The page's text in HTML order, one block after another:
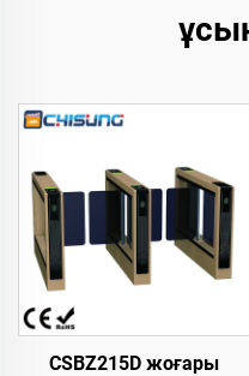
CSBZ215D жоғары